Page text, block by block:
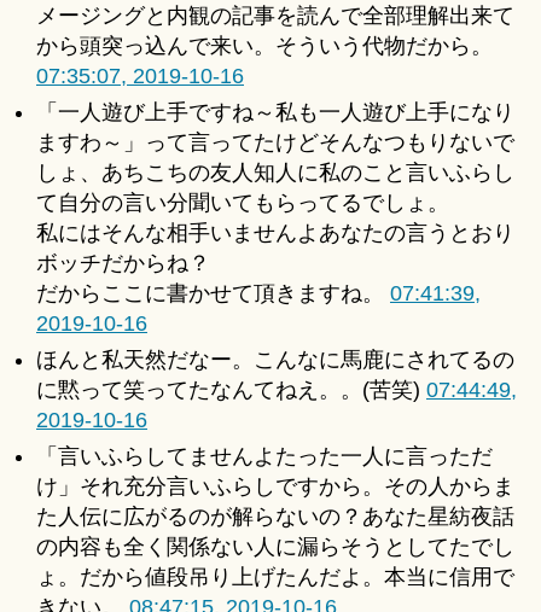
メージングと内観の記事を読んで全部理解出来て
から頭突っ込んで来い。そういう代物だから。
07:35:07, 2019-10-16
「一人遊び上手ですね～私も一人遊び上手になり
ますわ～」って言ってたけどそんなつもりないで
しょ、あちこちの友人知人に私のこと言いふらし
て自分の言い分聞いてもらってるでしょ。
私にはそんな相手いませんよあなたの言うとおり
ボッチだからね？
だからここに書かせて頂きますね。 07:41:39,
2019-10-16
ほんと私天然だなー。こんなに馬鹿にされてるの
に黙って笑ってたなんてねえ。。(苦笑) 07:44:49,
2019-10-16
「言いふらしてませんよたった一人に言っただ
け」それ充分言いふらしですから。その人からま
た人伝に広がるのが解らないの？あなた星紡夜話
の内容も全く関係ない人に漏らそうとしてたでし
ょ。だから値段吊り上げたんだよ。本当に信用で